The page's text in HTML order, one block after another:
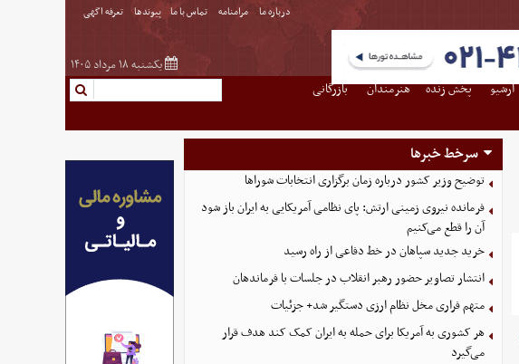
درباره ما مرامنامه تماس با ما پیوندها تعرفه اگهی
یکشنبه ۱۸ مرداد ۱۴۰۵
آرشیو پخش زنده هنرمندان
بازرگانی
سرخط خبرها
توضیح وزیر کشور درباره زمان برگزاری انتخابات شوراها
فرمانده نیروی زمینی ارتش: پای نظامی آمریکایی به ایران باز شود
آن را قطع می‌کنیم
خرید جدید سپاهان در خط دفاعی از راه رسید
انتشار تصاویر حضور رهبر انقلاب در جلسات با فرماندهان
متهم فراری مخل نظام ارزی دستگیر شد+ جزئیات
هر کشوری به آمریکا برای حمله به ایران کمک کند هدف قرار
می‌گیرد